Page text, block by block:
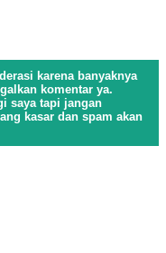
karena banyaknya
komentar ya.
saya tapi jangan
kasar dan spam akan